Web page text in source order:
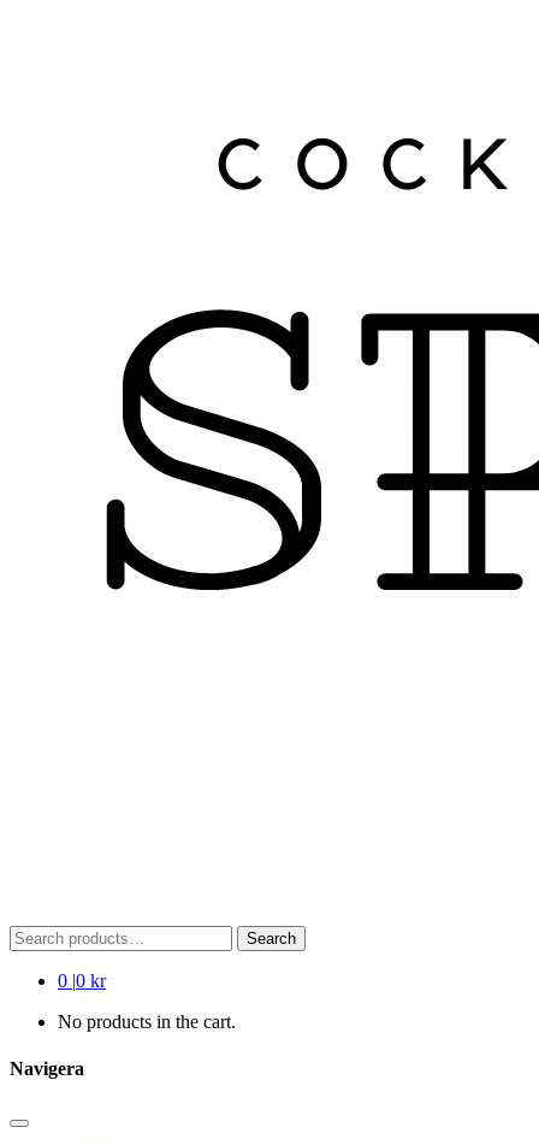
Search
for:
Search
0 |0 kr
No products in the cart.
Navigera